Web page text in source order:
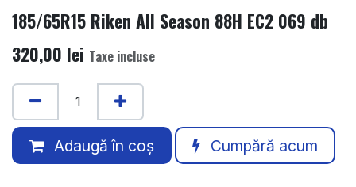
185/65R15 Riken All Season 88H EC2 069 db
320,00 lei Taxe incluse
Adaugă în coș Cumpără acum